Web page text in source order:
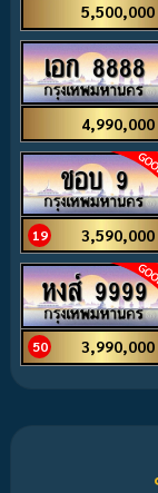
5,500,000
เอก 8888
4,990,000
ชอบ 9
19 3,590,000
หงส์ 9999
50 3,990,000